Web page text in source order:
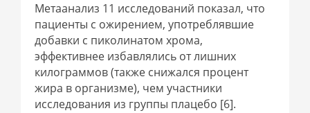
Метаанализ 11 исследований показал, что
пациенты с ожирением, употреблявшие
добавки с пиколинатом хрома,
эффективнее избавлялись от лишних
килограммов (также снижался процент
жира в организме), чем участники
исследования из группы плацебо [6].